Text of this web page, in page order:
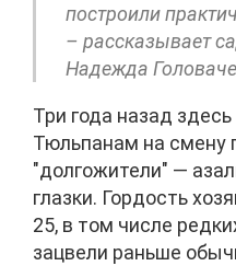
построили
– рассказывает
Надежда
Три года назад
Тюльпанам на смену
"долгожители" —
глазки. Гордость
25, в том числе
зацвели раньше